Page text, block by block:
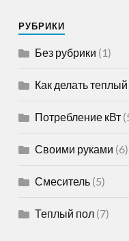
РУБРИКИ
Без рубрики (1)
Как делать теплый
Потребление кВт
Своими руками (6)
Смеситель(5)
Теплый пол(7)